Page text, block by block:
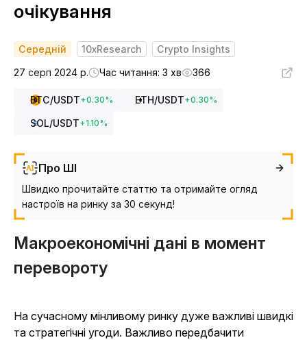
очікування
Середній 10xResearch
Crypto Insights
27 серп 2024 р.
Час читання: 3 хв 366
BTC/USDT+0.30% ETH/USDT+0.30%
SOL/USDT+1.10%
Про ШІ
Швидко прочитайте статтю та отримайте огляд
настроїв на ринку за 30 секунд!
Макроекономічні дані в момент
перевороту
На сучасному мінливому ринку дуже важливі швидкі
та стратегічні угоди. Важливо передбачити